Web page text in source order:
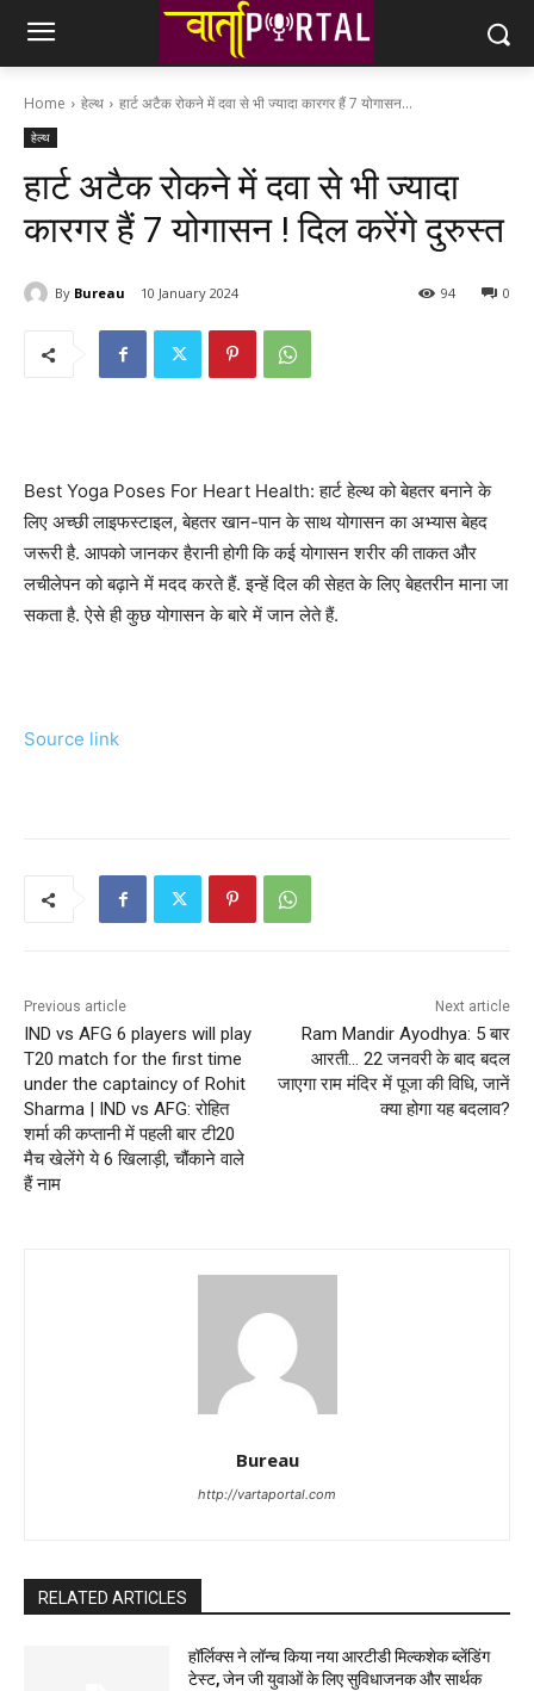
Home हेल्थ हार्ट अटैक रोकने में दवा से भी ज्यादा कारगर हैं 7 योगासन...
हेल्थ
हार्ट अटैक रोकने में दवा से भी ज्यादा
कारगर हैं 7 योगासन ! दिल करेंगे दुरुस्त
By Bureau 10 January 2024 0
94
Best Yoga Poses For Heart Health: हार्ट हेल्थ को बेहतर बनाने के
लिए अच्छी लाइफस्टाइल, बेहतर खान-पान के साथ योगासन का अभ्यास बेहद
जरूरी है. आपको जानकर हैरानी होगी कि कई योगासन शरीर की ताकत और
लचीलेपन को बढ़ाने में मदद करते हैं. इन्हें दिल की सेहत के लिए बेहतरीन माना जा
सकता है. ऐसे ही कुछ योगासन के बारे में जान लेते हैं.
Source link
Previous article
IND vs AFG 6 players will play
T20 match for the first time
under the captaincy of Rohit
Sharma | IND vs AFG: रोहित
शर्मा की कप्तानी में पहली बार टी20
मैच खेलेंगे ये 6 खिलाड़ी, चौंकाने वाले
हैं नाम
Next article
Ram Mandir Ayodhya: 5 बार
आरती… 22 जनवरी के बाद बदल
जाएगा राम मंद‍िर में पूजा की व‍िध‍ि, जानें
क्‍या होगा यह बदलाव?
Bureau
http://vartaportal.com
RELATED ARTICLES
हॉर्लिक्स ने लॉन्च किया नया आरटीडी मिल्कशेक ब्लेंडिंग
टेस्ट, जेन जी युवाओं के लिए सुविधाजनक और सार्थक